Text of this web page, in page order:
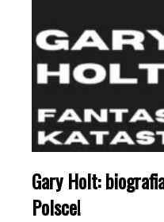
Gary Holt:
Polsce!